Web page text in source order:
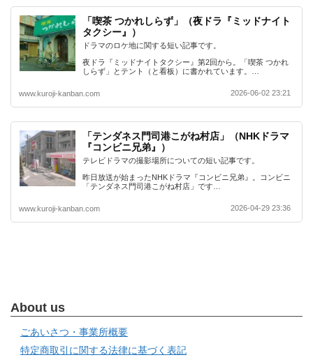
「喫茶 つかれしらず」（夜ドラ『ミッドナイト
タクシー』）
ドラマのロケ地に関する短い記事です。
夜ドラ『ミッドナイトタクシー』第2回から。「喫茶 つかれ
しらず」とテント（と看板）に書かれています。…
www.kuroji-kanban.com 2026-06-02 23:21
「テンダネス門司港こがね村店」（NHKドラマ
『コンビニ兄弟』）
テレビドラマの撮影場所についての短い記事です。
昨日放送が始まったNHKドラマ『コンビニ兄弟』。コンビニ
「テンダネス門司港こがね村店」です…
www.kuroji-kanban.com 2026-04-29 23:36
About us
ごあいさつ・事業所概要
特定商取引に関する法律に基づく表記